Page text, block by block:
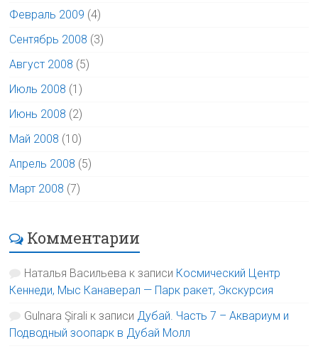
Февраль 2009 (4)
Сентябрь 2008 (3)
Август 2008 (5)
Июль 2008 (1)
Июнь 2008 (2)
Май 2008 (10)
Апрель 2008 (5)
Март 2008 (7)
Комментарии
Наталья Васильева к записи Космический Центр
Кеннеди, Мыс Канаверал — Парк ракет, Экскурсия
Gulnara Şirali к записи Дубай. Часть 7 – Аквариум и
Подводный зоопарк в Дубай Молл